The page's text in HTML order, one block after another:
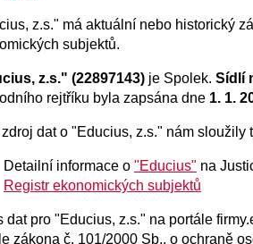
z.s." má aktuální nebo historický
subjektů.
z.s." (22897143) je Spolek. Sídlí
rejtříku byla zapsána dne 1. 1.
dat o "Educius, z.s." nám sloužily
Detailní informace o "Educius" na
Registr ekonomických subjektů
dat pro "Educius, z.s." na portále
zákona č. 101/2000 Sb., o ochraně